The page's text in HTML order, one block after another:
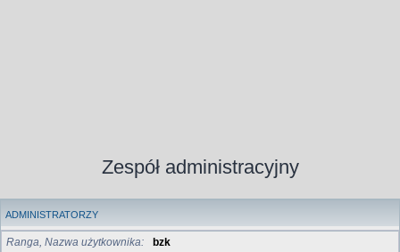
Zespół administracyjny
ADMINISTRATORZY
Ranga, Nazwa użytkownika
bzk